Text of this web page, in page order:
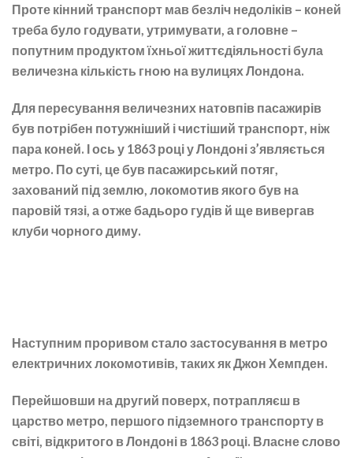
Проте кінний транспорт мав безліч недоліків – коней
треба було годувати, утримувати, а головне –
попутним продуктом їхньої життєдіяльності була
величезна кількість гною на вулицях Лондона.
Для пересування величезних натовпів пасажирів
був потрібен потужніший і чистіший транспорт, ніж
пара коней. І ось у 1863 році у Лондоні з’являється
метро. По суті, це був пасажирський потяг,
захований під землю, локомотив якого був на
паровій тязі, а отже бадьоро гудів й ще вивергав
клуби чорного диму.
Наступним проривом стало застосування в метро
електричних локомотивів, таких як Джон Хемпден.
Перейшовши на другий поверх, потрапляєш в
царство метро, першого підземного транспорту в
світі, відкритого в Лондоні в 1863 році. Власне слово